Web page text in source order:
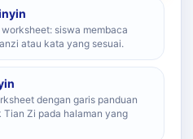
siswa membaca
atau kata yang sesuai.
dengan garis panduan
Tian Zi pada halaman yang